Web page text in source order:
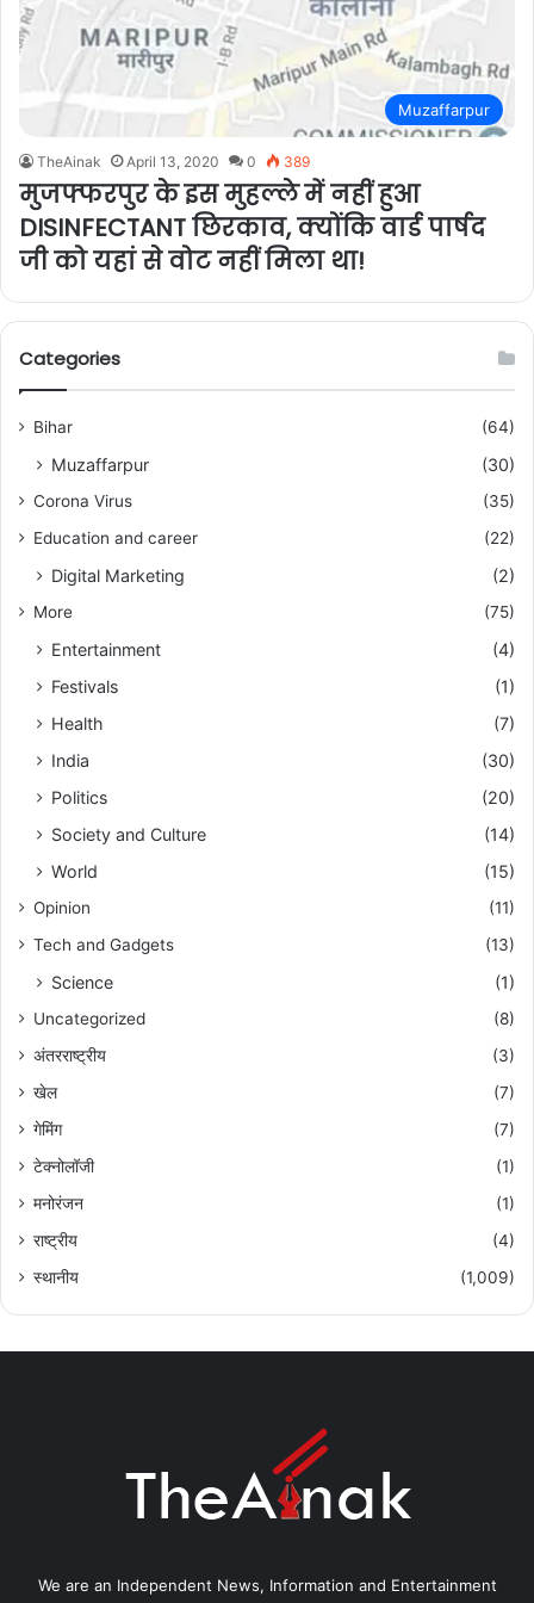
Muzaffarpur
TheAinak April 13, 2020 0 389
मुजफ्फरपुर के इस मुहल्ले में नहीं हुआ
DISINFECTANT छिरकाव, क्योंकि वार्ड पार्षद
जी को यहां से वोट नहीं मिला था!
Categories
Bihar (64)
Muzaffarpur (30)
Corona Virus
(35)
Education and career
(22)
Digital Marketing (2)
More (75)
Entertainment
(4)
Festivals
(1)
Health
(7)
India
(30)
Politics
(20)
Society and Culture
(14)
World
(15)
Opinion
(11)
Tech and Gadgets
(13)
Science (1)
Uncategorized
(8)
अंतरराष्ट्रीय
(3)
खेल
(7)
गेमिंग
(7)
टेक्नोलॉजी
(1)
मनोरंजन
(1)
राष्ट्रीय
(4)
स्थानीय
(1,009)
We are an Independent News, Information and Entertainment